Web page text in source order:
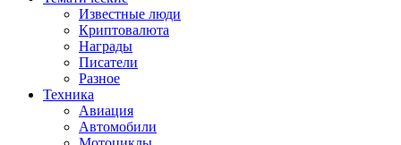
Известные люди
Криптовалюта
Награды
Писатели
Разное
Техника
Авиация
Автомобили